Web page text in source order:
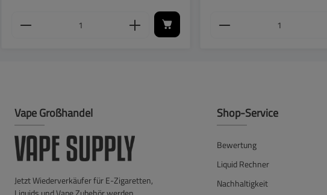
oder zu reduzieren.
um die Anzahl zu erhöhen oder zu
Wert ein oder benutze die Schaltflächen, um
Produkt Anzahl: Gib den gewünschten Wert ein
Produkt Anzahl:
Vape Großhandel
Jetzt Wiederverkäufer für E-Zigaretten,
Shop-Service
Bewertung
Liquid Rechner
Nachhaltigkeit